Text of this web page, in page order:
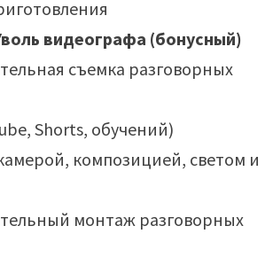
видеографа (бонусный)
съемка разговорных
Shorts, обучений)
композицией, светом и
монтаж разговорных